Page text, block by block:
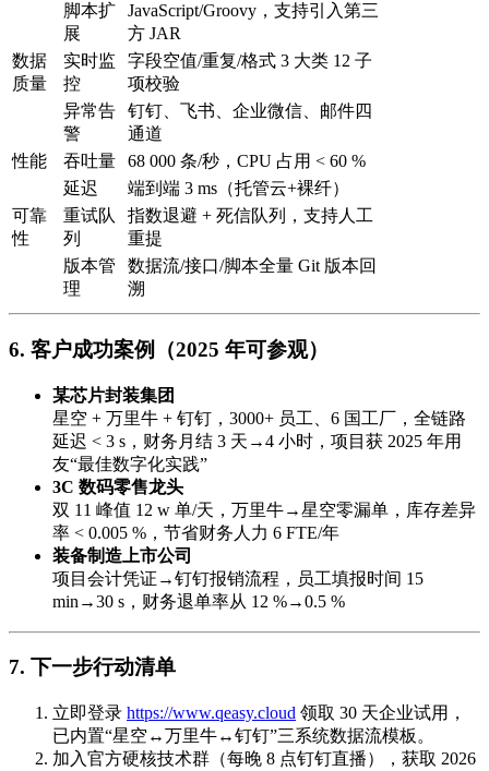
脚本扩
展
JavaScript/Groovy，支持引入第三
方 JAR
数据
质量
实时监
控
字段空值/重复/格式 3 大类 12 子
项校验
异常告
警
钉钉、飞书、企业微信、邮件四
通道
性能
吞吐量
68 000 条/秒，CPU 占用 < 60 %
延迟
端到端 3 ms（托管云+裸纤）
可靠
性
重试队
列
指数退避 + 死信队列，支持人工
重提
版本管
理
数据流/接口/脚本全量 Git 版本回
溯
6. 客户成功案例（2025 年可参观）
某芯片封装集团
星空 + 万里牛 + 钉钉，3000+ 员工、6 国工厂，全链路
延迟 < 3 s，财务月结 3 天→4 小时，项目获 2025 年用
友“最佳数字化实践”
3C 数码零售龙头
双 11 峰值 12 w 单/天，万里牛→星空零漏单，库存差异
率 < 0.005 %，节省财务人力 6 FTE/年
装备制造上市公司
项目会计凭证→钉钉报销流程，员工填报时间 15
min→30 s，财务退单率从 12 %→0.5 %
7. 下一步行动清单
立即登录 https://www.qeasy.cloud 领取 30 天企业试用，
已内置“星空↔万里牛↔钉钉”三系统数据流模板。
加入官方硬核技术群（每晚 8 点钉钉直播），获取 2026